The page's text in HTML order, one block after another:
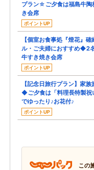
プラン☆ご夕食は福島牛陶
き会席
ポイントUP
【個室お食事処『燈花』
ル・ご夫婦におすすめ◆2
牛すき焼き会席
ポイントUP
【記念日旅行プラン】家
◆ご夕食は「料理長特製
でゆったり♪お花付♪
ポイントUP
この